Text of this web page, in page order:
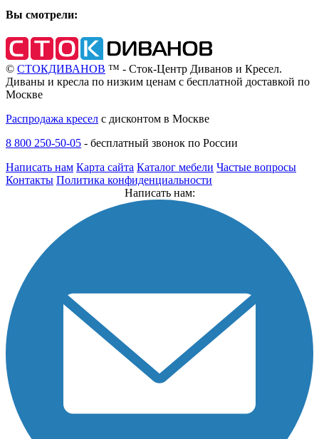
Вы смотрели:
© СТОКДИВАНОВ ™ - Сток-Центр Диванов и Кресел.
Диваны и кресла по низким ценам с бесплатной доставкой по
Москве
Распродажа кресел с дисконтом в Москве
8 800 250-50-05 - бесплатный звонок по России
Написать нам Карта сайта Каталог мебели Частые вопросы
Контакты Политика конфиденциальности
Написать нам: